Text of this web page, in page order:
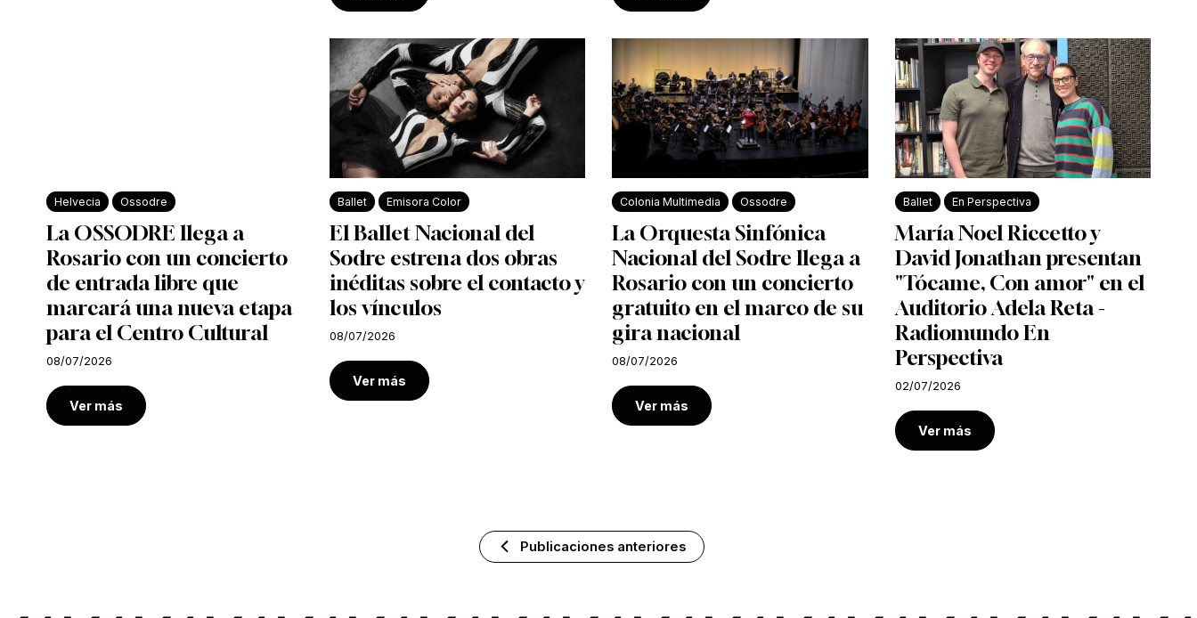
Helvecia Ossodre
La OSSODRE llega a
Rosario con un concierto
de entrada libre que
marcará una nueva etapa
para el Centro Cultural
08/07/2026
Ver más
Ballet Emisora Color
El Ballet Nacional del
Sodre estrena dos obras
inéditas sobre el contacto y
los vínculos
08/07/2026
Ver más
Colonia Multimedia Ossodre
La Orquesta Sinfónica
Nacional del Sodre llega a
Rosario con un concierto
gratuito en el marco de su
gira nacional
08/07/2026
Ver más
Ballet En Perspectiva
María Noel Riccetto y
David Jonathan presentan
"Tócame, Con amor" en el
Auditorio Adela Reta -
Radiomundo En
Perspectiva
02/07/2026
Ver más
Publicaciones anteriores